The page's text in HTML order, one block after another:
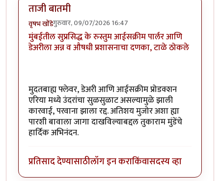
ताजी बातमी
वृषभ खोंडेगुरुवार, 09/07/2026 16:47
मुंबईतील सुप्रसिद्ध के रुस्तुम आईसक्रीम पार्लर आणि
डेअरीला अन्न व औषधी प्रशासनाचा दणका, टाळे ठोकले
मुदतबाह्य फ्लेवर, डेअरी आणि आईसक्रीम प्रोडक्शन
एरिया मध्ये उंदरांचा सुळसुळाट असल्यामुळे झाली
कारवाई, परवाना झाला रद्द. अतिशय मुजोर अशा ह्या
पारशी बावाला जागा दाखविल्याबद्दल तुकाराम मुंडेंचे
हार्दिक अभिनंदन.
प्रतिसाद देण्यासाठीलॉग इन कराकिंवासदस्य व्हा